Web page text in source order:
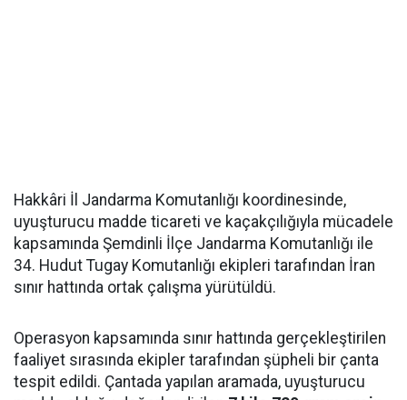
Hakkâri İl Jandarma Komutanlığı koordinesinde,
uyuşturucu madde ticareti ve kaçakçılığıyla mücadele
kapsamında Şemdinli İlçe Jandarma Komutanlığı ile
34. Hudut Tugay Komutanlığı ekipleri tarafından İran
sınır hattında ortak çalışma yürütüldü.
Operasyon kapsamında sınır hattında gerçekleştirilen
faaliyet sırasında ekipler tarafından şüpheli bir çanta
tespit edildi. Çantada yapılan aramada, uyuşturucu